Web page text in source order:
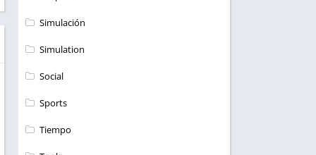
Simulación
Simulation
Social
Sports
Tiempo